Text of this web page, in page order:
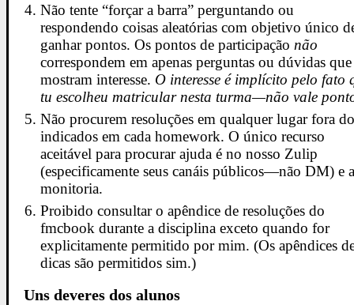
Não tente “forçar a barra” perguntando ou
respondendo coisas aleatórias com objetivo único
ganhar pontos. Os pontos de participação não
correspondem em apenas perguntas ou dúvidas que
mostram interesse. O interesse é implícito pelo fato
tu escolheu matricular nesta turma—não vale
Não procurem resoluções em qualquer lugar fora
indicados em cada homework. O único recurso
aceitável para procurar ajuda é no nosso Zulip
(especificamente seus canáis públicos—não DM) e
monitoria.
Proibido consultar o apêndice de resoluções do
fmcbook durante a disciplina exceto quando for
explicitamente permitido por mim. (Os apêndices
dicas são permitidos sim.)
Uns deveres dos alunos